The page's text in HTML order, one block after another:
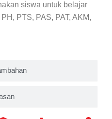
siswa untuk belajar
PTS, PAS, PAT, AKM,